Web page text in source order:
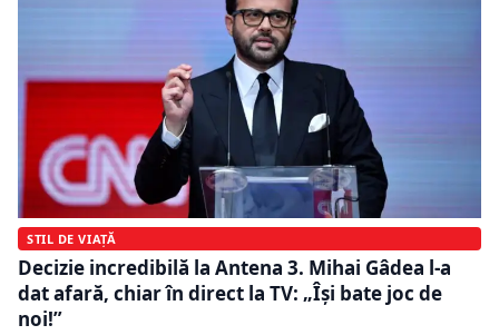
STIL DE VIAȚĂ
Decizie incredibilă la Antena 3. Mihai Gâdea l-a
dat afară, chiar în direct la TV: „Își bate joc de
noi!”